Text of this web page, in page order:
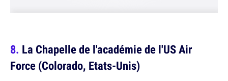
La Chapelle de l'académie de l'US Air
Force (Colorado, Etats-Unis)